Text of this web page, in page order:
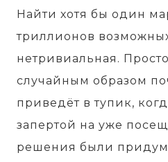
Найти хотя бы один
триллионов
нетривиальная.
случайным образом
приведёт в тупик,
запертой на уже
решения были